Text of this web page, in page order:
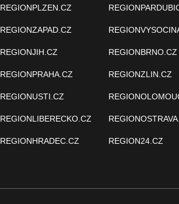
REGIONPLZEN.CZ
REGIONZAPAD.CZ
REGIONJIH.CZ
REGIONPRAHA.CZ
REGIONUSTI.CZ
REGIONLIBERECKO.CZ
REGIONHRADEC.CZ
REGIONBRNO.CZ
REGIONZLIN.CZ
REGION24.CZ